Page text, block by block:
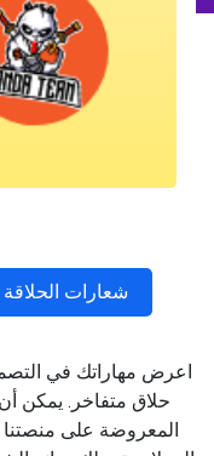
شعارات الحلاقة
اعرض مهاراتك في
حلاق متفاخر. يمكن
المعروضة على